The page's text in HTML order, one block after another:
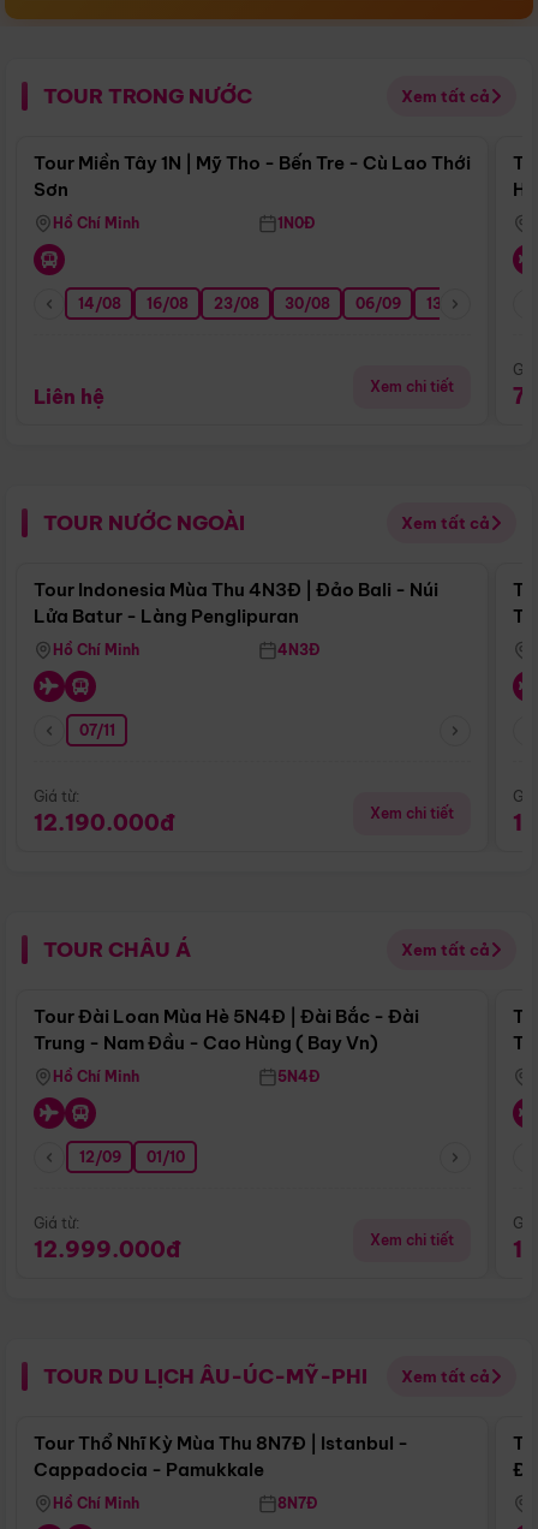
TOUR TRONG NƯỚC Xem tất cả
Điểm nổi bật
Tour Miền Tây 1N | Mỹ Tho - Bến Tre - Cù Lao Thới
Sơn
Hồ Chí Minh 1N0Đ
14/08 16/08 23/08 30/08 06/09 13/09
Liên hệ Xem chi tiết
TOUR NƯỚC NGOÀI Xem tất cả
Điểm nổi bật
Tour Indonesia Mùa Thu 4N3Đ | Đảo Bali - Núi
Lửa Batur - Làng Penglipuran
Hồ Chí Minh 4N3Đ
07/11
Giá từ:
12.190.000đ Xem chi tiết
TOUR CHÂU Á Xem tất cả
Điểm nổi bật
Tour Đài Loan Mùa Hè 5N4Đ | Đài Bắc - Đài
Trung - Nam Đầu - Cao Hùng ( Bay Vn)
Hồ Chí Minh 5N4Đ
12/09 01/10
Giá từ:
12.999.000đ Xem chi tiết
TOUR DU LỊCH ÂU-ÚC-MỸ-PHI Xem tất cả
Điểm nổi bật
Tour Thổ Nhĩ Kỳ Mùa Thu 8N7Đ | Istanbul -
Cappadocia - Pamukkale
Hồ Chí Minh 8N7Đ